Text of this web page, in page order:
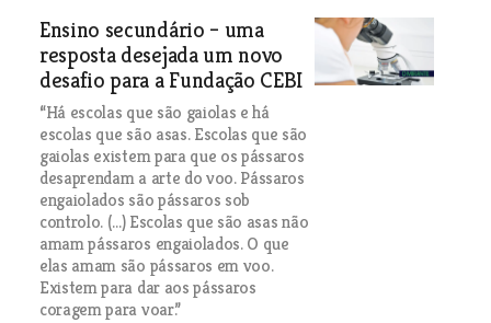
Ensino secundário – uma
resposta desejada um novo
desafio para a Fundação CEBI
“Há escolas que são gaiolas e há
escolas que são asas. Escolas que são
gaiolas existem para que os pássaros
desaprendam a arte do voo. Pássaros
engaiolados são pássaros sob
controlo. (...) Escolas que são asas não
amam pássaros engaiolados. O que
elas amam são pássaros em voo.
Existem para dar aos pássaros
coragem para voar.”